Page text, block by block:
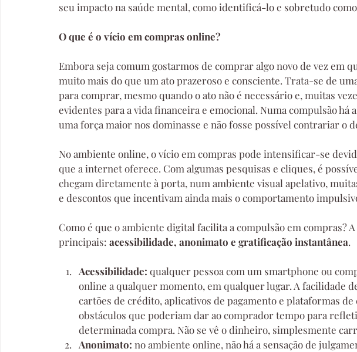
seu impacto na saúde mental, como identificá-lo e sobretudo
O que é o vício em compras online?
Embora seja comum gostarmos de comprar algo novo de vez em
muito mais do que um ato prazeroso e consciente. Trata-se de
para comprar, mesmo quando o ato não é necessário e, muitas
evidentes para a vida financeira e emocional. Numa compulsão há
uma força maior nos dominasse e não fosse possível contrariar o
No ambiente online, o vício em compras pode intensificar-se
que a internet oferece. Com algumas pesquisas e cliques, é
chegam diretamente à porta, num ambiente visual apelativo,
e descontos que incentivam ainda mais o comportamento
Como é que o ambiente digital facilita a compulsão em compras?
principais: acessibilidade, anonimato e gratificação instantânea.
Acessibilidade: qualquer pessoa com um smartphone ou
online a qualquer momento, em qualquer lugar. A facilidade
cartões de crédito, aplicativos de pagamento e plataformas
obstáculos que poderiam dar ao comprador tempo para
determinada compra. Não se vê o dinheiro, simplesmente
Anonimato: no ambiente online, não há a sensação de